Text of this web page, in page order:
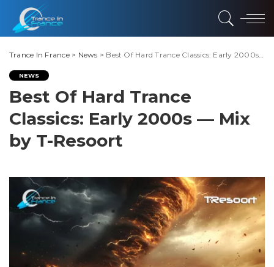
Trance In France> News > Best Of Hard Trance Classics: Early 2000s — Mix by T-Resoort
NEWS
Best Of Hard Trance
Classics: Early 2000s — Mix
by T-Resoort